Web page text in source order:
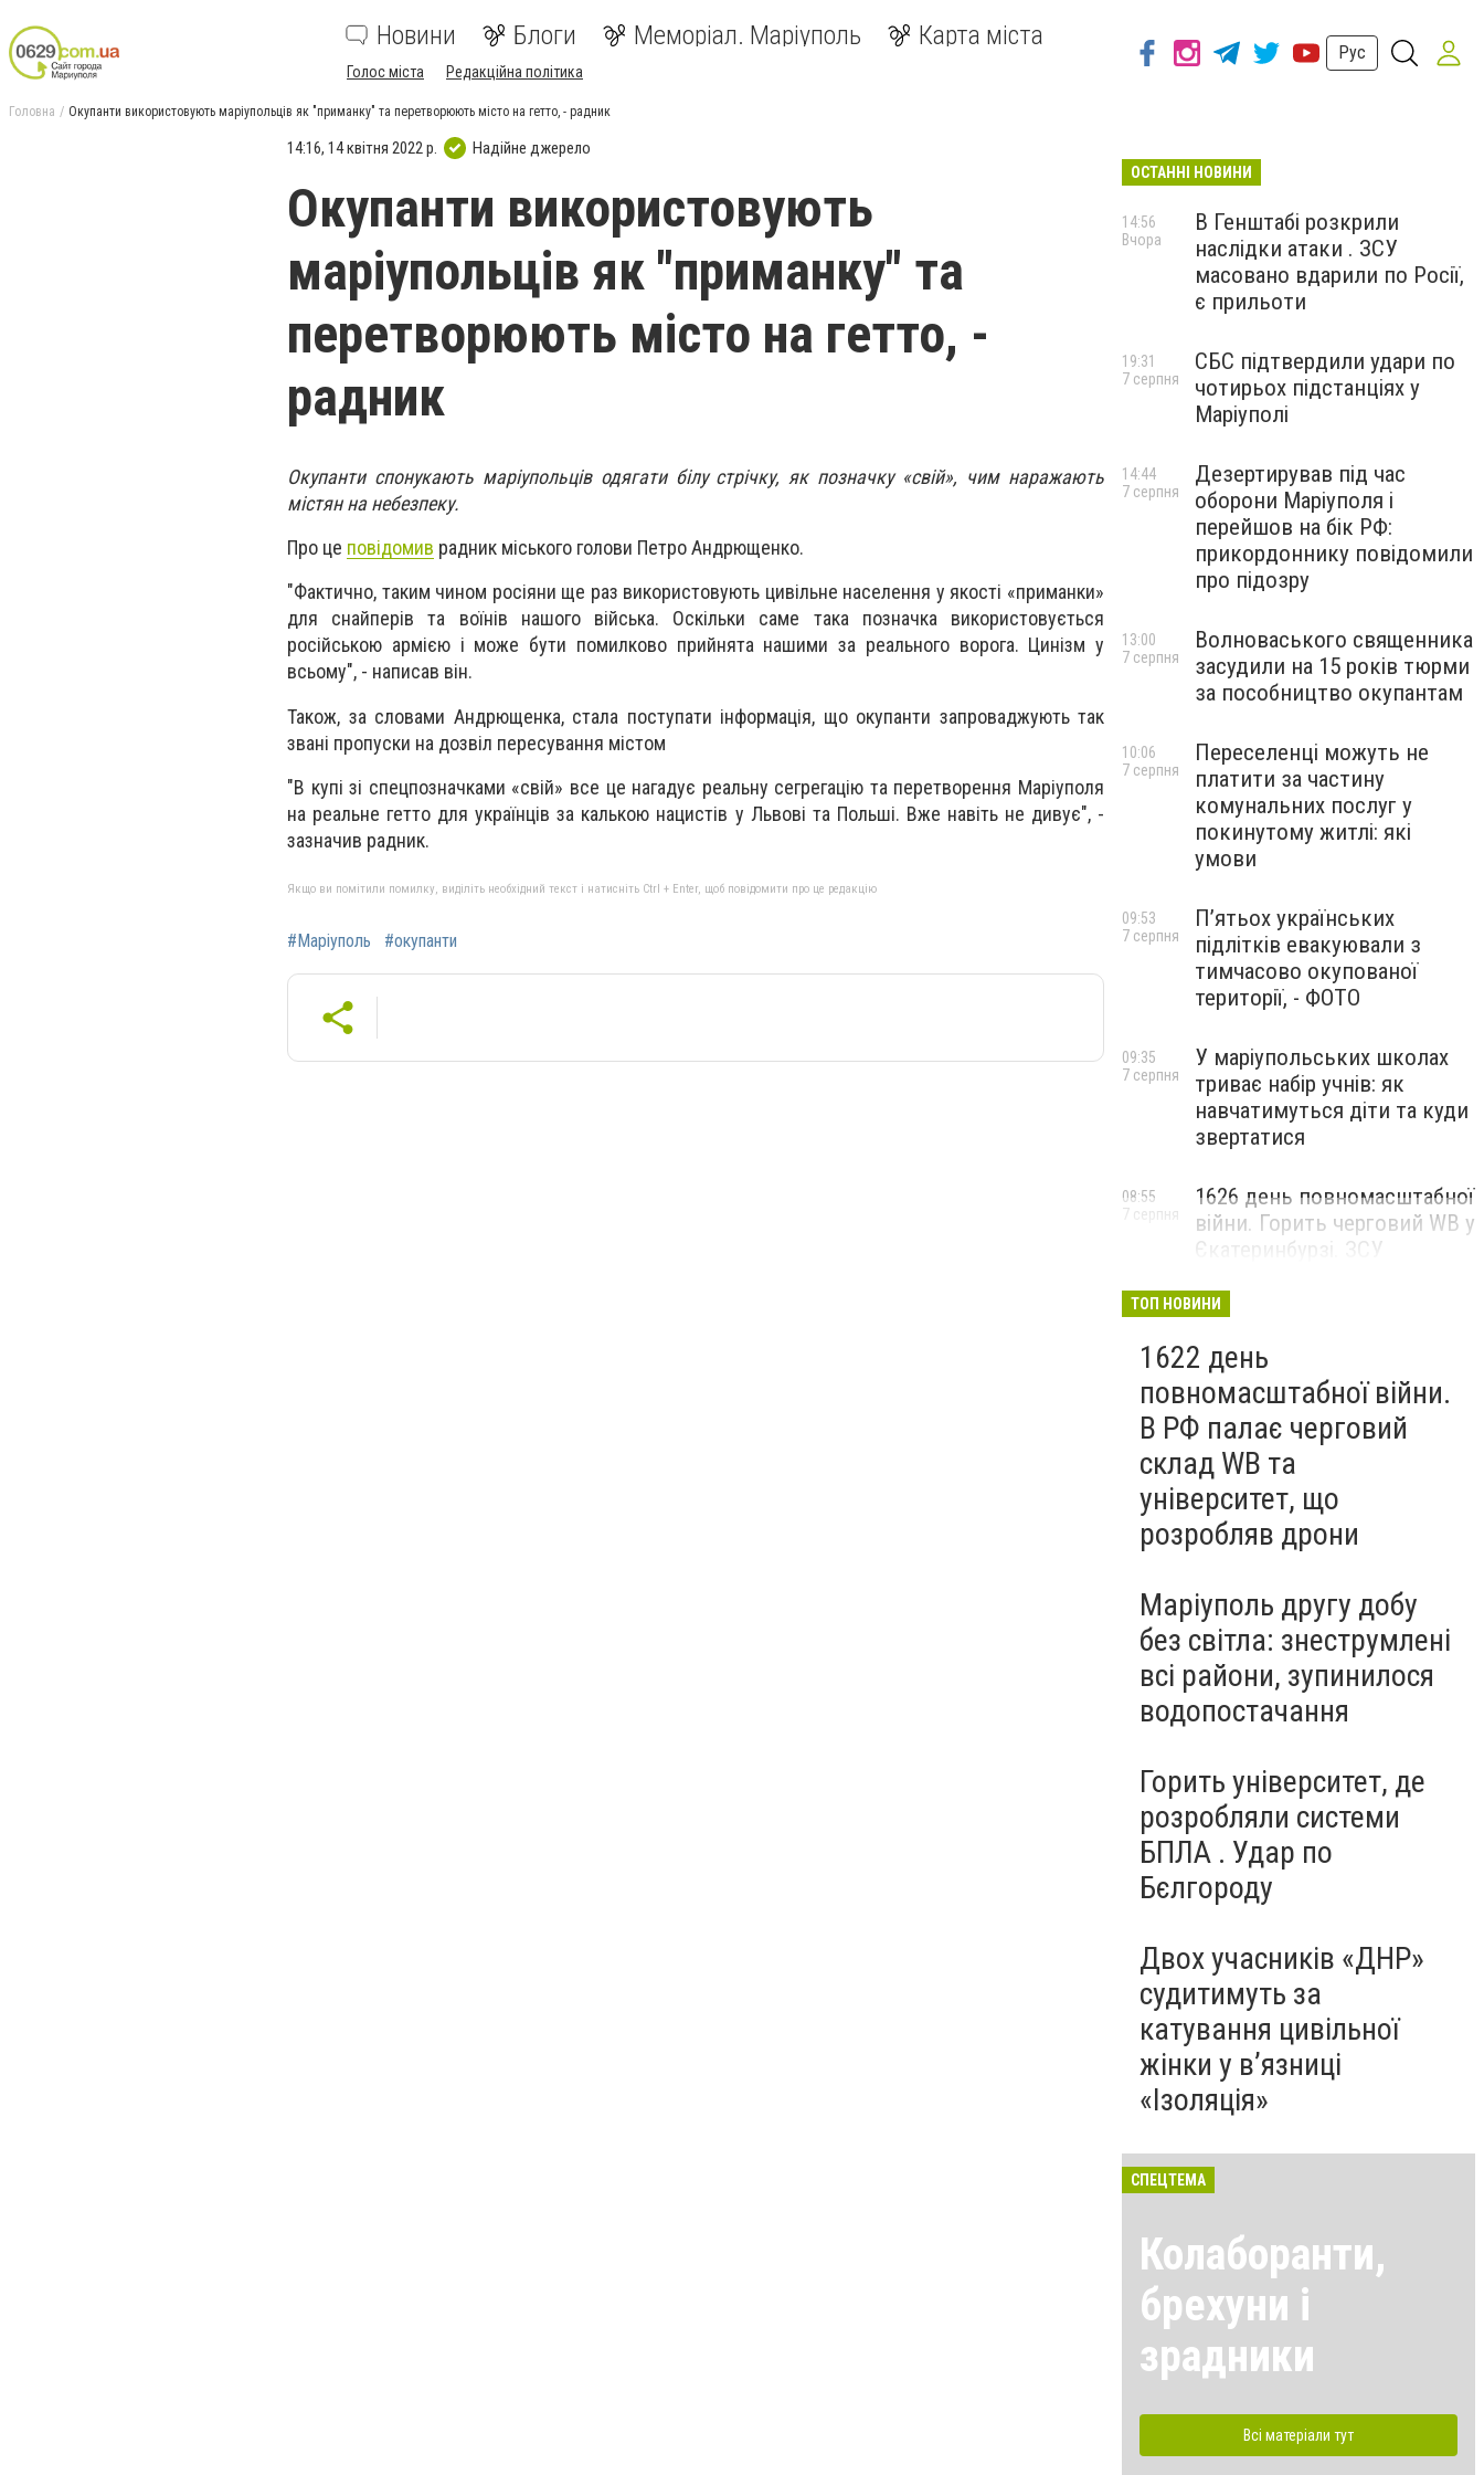
Новини Блоги Меморіал. Маріуполь Карта міста
Голос міста Редакційна політика
Рус
Головна Окупанти використовують маріупольців як "приманку" та перетворюють місто на гетто, - радник
14:16, 14 квітня 2022 р. Надійне джерело
Окупанти використовують
маріупольців як "приманку" та
перетворюють місто на гетто, -
радник
Окупанти спонукають маріупольців одягати білу стрічку, як позначку «свій», чим наражають
містян на небезпеку.
Про це повідомив радник міського голови Петро Андрющенко.
"Фактично, таким чином росіяни ще раз використовують цивільне населення у якості «приманки»
для снайперів та воїнів нашого війська. Оскільки саме така позначка використовується
російською армією і може бути помилково прийнята нашими за реального ворога. Цинізм у
всьому", - написав він.
Також, за словами Андрющенка, стала поступати інформація, що окупанти запроваджують так
звані пропуски на дозвіл пересування містом
"В купі зі спецпозначками «свій» все це нагадує реальну сегрегацію та перетворення Маріуполя
на реальне гетто для українців за калькою нацистів у Львові та Польші. Вже навіть не дивує", -
зазначив радник.
Якщо ви помітили помилку, виділіть необхідний текст і натисніть Ctrl + Enter, щоб повідомити про це редакцію
#Маріуполь #окупанти
ОСТАННІ НОВИНИ
В Генштабі розкрили
наслідки атаки . ЗСУ
масовано вдарили по Росії,
є прильоти
14:56
Вчора
СБС підтвердили удари по
чотирьох підстанціях у
Маріуполі
19:31
7 серпня
Дезертирував під час
оборони Маріуполя і
перейшов на бік РФ:
прикордоннику повідомили
про підозру
14:44
7 серпня
Волноваського священника
засудили на 15 років тюрми
за пособництво окупантам
13:00
7 серпня
Переселенці можуть не
платити за частину
комунальних послуг у
покинутому житлі: які
умови
10:06
7 серпня
П’ятьох українських
підлітків евакуювали з
тимчасово окупованої
території, - ФОТО
09:53
7 серпня
У маріупольських школах
триває набір учнів: як
навчатимуться діти та куди
звертатися
09:35
7 серпня
1626 день повномасштабної
війни. Горить черговий WB у
Єкатеринбурзі. ЗСУ
Маріуполі
08:55
7 серпня
ТОП НОВИНИ
1622 день
повномасштабної війни.
В РФ палає черговий
склад WB та
університет, що
розробляв дрони
Маріуполь другу добу
без світла: знеструмлені
всі райони, зупинилося
водопостачання
Горить університет, де
розробляли системи
БПЛА . Удар по
Бєлгороду
Двох учасників «ДНР»
судитимуть за
катування цивільної
жінки у в’язниці
«Ізоляція»
СПЕЦТЕМА
Колаборанти,
брехуни і
зрадники
Всі матеріали тут